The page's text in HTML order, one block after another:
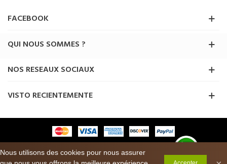
FACEBOOK
QUI NOUS SOMMES ?
NOS RESEAUX SOCIAUX
VISTO RECIENTEMENTE
Nous utilisons des cookies pour nous assurer